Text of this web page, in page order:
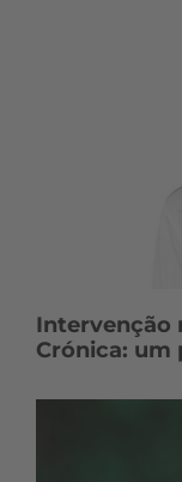
Intervenção
Crónica: um